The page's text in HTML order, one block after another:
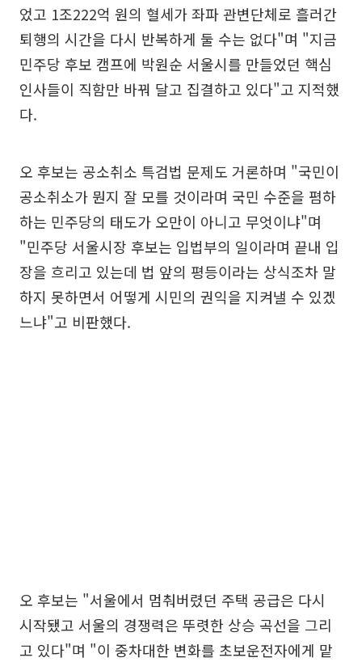
었고 1조222억 원의 혈세가 좌파 관변단체로 흘러간
퇴행의 시간을 다시 반복하게 둘 수는 없다"며 "지금
민주당 후보 캠프에 박원순 서울시를 만들었던 핵심
인사들이 직함만 바꿔 달고 집결하고 있다"고 지적했
다.
오 후보는 공소취소 특검법 문제도 거론하며 "국민이
공소취소가 뭔지 잘 모를 것이라며 국민 수준을 폄하
하는 민주당의 태도가 오만이 아니고 무엇이냐"며
"민주당 서울시장 후보는 입법부의 일이라며 끝내 입
장을 흐리고 있는데 법 앞의 평등이라는 상식조차 말
하지 못하면서 어떻게 시민의 권익을 지켜낼 수 있겠
느냐"고 비판했다.
오 후보는 "서울에서 멈춰버렸던 주택 공급은 다시
시작됐고 서울의 경쟁력은 뚜렷한 상승 곡선을 그리
고 있다"며 "이 중차대한 변화를 초보운전자에게 맡